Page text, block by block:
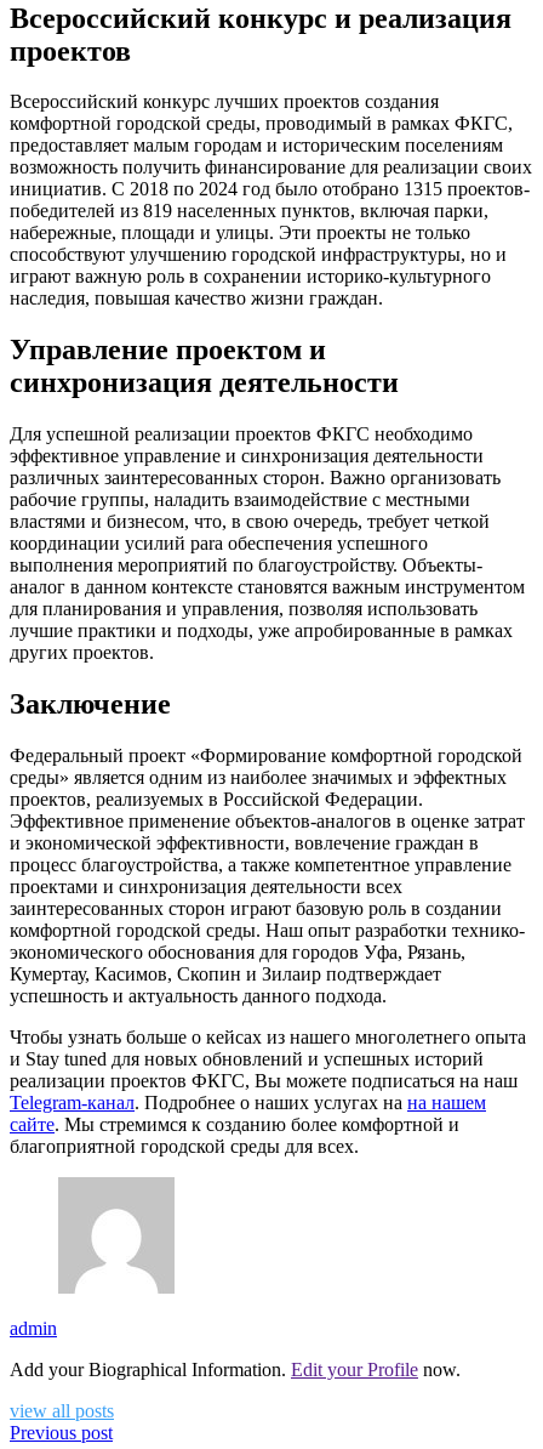
Всероссийский конкурс и реализация
проектов
Всероссийский конкурс лучших проектов создания
комфортной городской среды, проводимый в рамках ФКГС,
предоставляет малым городам и историческим поселениям
возможность получить финансирование для реализации своих
инициатив. С 2018 по 2024 год было отобрано 1315 проектов-
победителей из 819 населенных пунктов, включая парки,
набережные, площади и улицы. Эти проекты не только
способствуют улучшению городской инфраструктуры, но и
играют важную роль в сохранении историко-культурного
наследия, повышая качество жизни граждан.
Управление проектом и
синхронизация деятельности
Для успешной реализации проектов ФКГС необходимо
эффективное управление и синхронизация деятельности
различных заинтересованных сторон. Важно организовать
рабочие группы, наладить взаимодействие с местными
властями и бизнесом, что, в свою очередь, требует четкой
координации усилий para обеспечения успешного
выполнения мероприятий по благоустройству. Объекты-
аналог в данном контексте становятся важным инструментом
для планирования и управления, позволяя использовать
лучшие практики и подходы, уже апробированные в рамках
других проектов.
Заключение
Федеральный проект «Формирование комфортной городской
среды» является одним из наиболее значимых и эффектных
проектов, реализуемых в Российской Федерации.
Эффективное применение объектов-аналогов в оценке затрат
и экономической эффективности, вовлечение граждан в
процесс благоустройства, а также компетентное управление
проектами и синхронизация деятельности всех
заинтересованных сторон играют базовую роль в создании
комфортной городской среды. Наш опыт разработки технико-
экономического обоснования для городов Уфа, Рязань,
Кумертау, Касимов, Скопин и Зилаир подтверждает
успешность и актуальность данного подхода.
Чтобы узнать больше о кейсах из нашего многолетнего опыта
и Stay tuned для новых обновлений и успешных историй
реализации проектов ФКГС, Вы можете подписаться на наш
Telegram-канал. Подробнее о наших услугах на на нашем
сайте. Мы стремимся к созданию более комфортной и
благоприятной городской среды для всех.
admin
Add your Biographical Information. Edit your Profile now.
view all posts
Previous post